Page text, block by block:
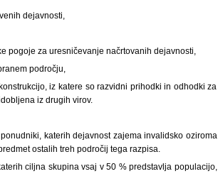
dejavnosti,
pogoje za uresničevanje načrtovanih dejavnosti,
področju,
iz katere so razvidni prihodki in odhodki za
iz drugih virov.
katerih dejavnost zajema invalidsko oziroma
ostalih treh področij tega razpisa.
ciljna skupina vsaj v 50 % predstavlja populacijo,